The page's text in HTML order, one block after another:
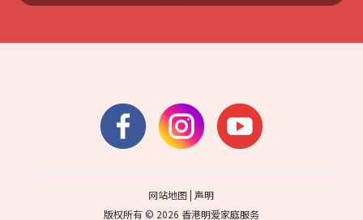
网站地图 |声明
版权所有 © 2026 香港明爱家庭服务